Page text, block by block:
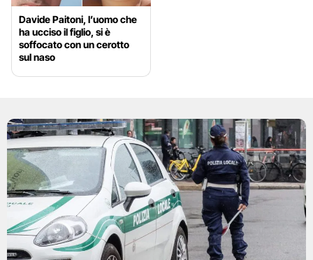
Davide Paitoni, l’uomo che
ha ucciso il figlio, si è
soffocato con un cerotto
sul naso